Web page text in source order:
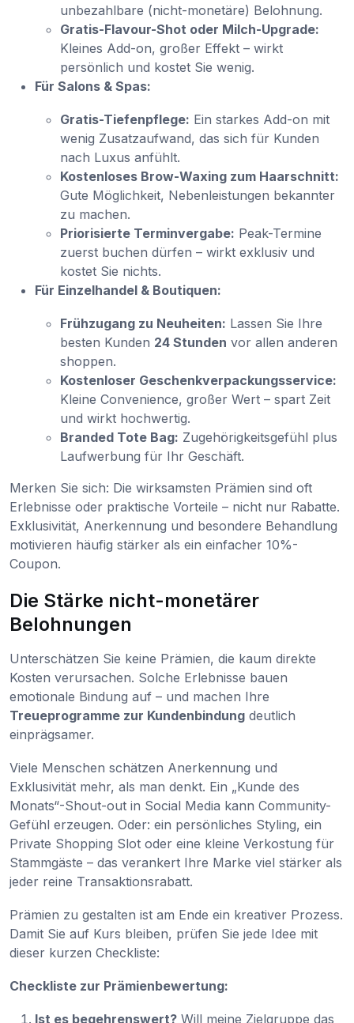
unbezahlbare (nicht-monetäre) Belohnung.
Gratis-Flavour-Shot oder Milch-Upgrade:
Kleines Add-on, großer Effekt – wirkt
persönlich und kostet Sie wenig.
Für Salons & Spas:
Gratis-Tiefenpflege: Ein starkes Add-on mit
wenig Zusatzaufwand, das sich für Kunden
nach Luxus anfühlt.
Kostenloses Brow-Waxing zum Haarschnitt:
Gute Möglichkeit, Nebenleistungen bekannter
zu machen.
Priorisierte Terminvergabe: Peak-Termine
zuerst buchen dürfen – wirkt exklusiv und
kostet Sie nichts.
Für Einzelhandel & Boutiquen:
Frühzugang zu Neuheiten: Lassen Sie Ihre
besten Kunden 24 Stunden vor allen anderen
shoppen.
Kostenloser Geschenkverpackungsservice:
Kleine Convenience, großer Wert – spart Zeit
und wirkt hochwertig.
Branded Tote Bag: Zugehörigkeitsgefühl plus
Laufwerbung für Ihr Geschäft.
Merken Sie sich: Die wirksamsten Prämien sind oft
Erlebnisse oder praktische Vorteile – nicht nur Rabatte.
Exklusivität, Anerkennung und besondere Behandlung
motivieren häufig stärker als ein einfacher 10%-
Coupon.
Die Stärke nicht-monetärer
Belohnungen
Unterschätzen Sie keine Prämien, die kaum direkte
Kosten verursachen. Solche Erlebnisse bauen
emotionale Bindung auf – und machen Ihre
Treueprogramme zur Kundenbindung deutlich
einprägsamer.
Viele Menschen schätzen Anerkennung und
Exklusivität mehr, als man denkt. Ein „Kunde des
Monats“-Shout-out in Social Media kann Community-
Gefühl erzeugen. Oder: ein persönliches Styling, ein
Private Shopping Slot oder eine kleine Verkostung für
Stammgäste – das verankert Ihre Marke viel stärker als
jeder reine Transaktionsrabatt.
Prämien zu gestalten ist am Ende ein kreativer Prozess.
Damit Sie auf Kurs bleiben, prüfen Sie jede Idee mit
dieser kurzen Checkliste:
Checkliste zur Prämienbewertung:
Ist es begehrenswert? Will meine Zielgruppe das